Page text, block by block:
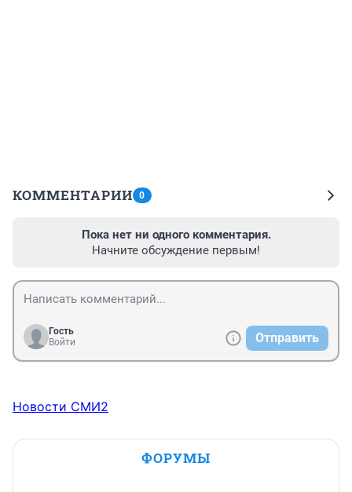
КОММЕНТАРИИ 0
Пока нет ни одного комментария.
Начните обсуждение первым!
Гость
Войти
Отправить
Новости СМИ2
ФОРУМЫ